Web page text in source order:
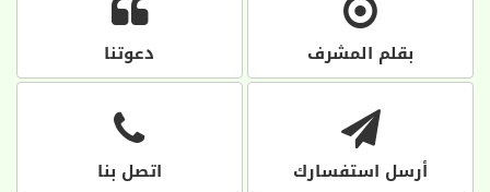
بقلم المشرف دعوتنا
أرسل استفسارك اتصل بنا